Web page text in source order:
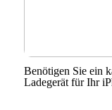
Benötigen Sie ein
Ladegerät für Ihr